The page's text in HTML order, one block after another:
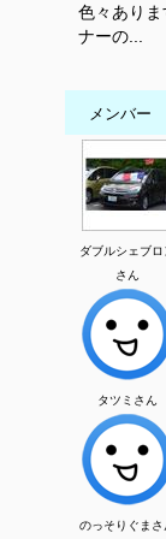
色々あり
ナーの...
メンバー
ダブルシェブロ
さん
タツミさん
のっそりぐまさ